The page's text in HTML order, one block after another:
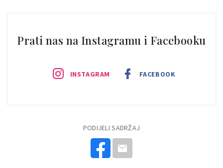
Prati nas na Instagramu i Facebooku
INSTAGRAM FACEBOOK
PODIJELI SADRŽAJ